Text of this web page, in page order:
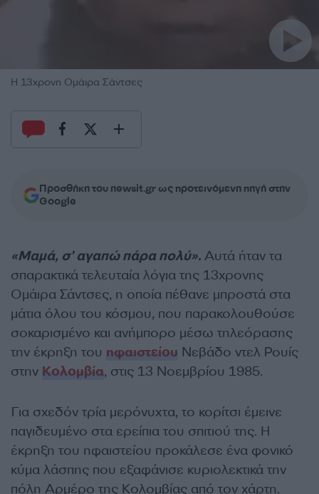
Η 13χρονη Ομάιρα Σάντσες
Προσθήκη του newsit.gr ως προτεινόμενη πηγή στην
Google
«Μαμά, σ’ αγαπώ πάρα πολύ». Αυτά ήταν τα
σπαρακτικά τελευταία λόγια της 13χρονης
Ομάιρα Σάντσες, η οποία πέθανε μπροστά στα
μάτια όλου του κόσμου, που παρακολουθούσε
σοκαρισμένο και ανήμπορο μέσω τηλεόρασης
την έκρηξη του ηφαιστείου Νεβάδο ντελ Ρουίς
στην Κολομβία, στις 13 Νοεμβρίου 1985.
Για σχεδόν τρία μερόνυχτα, το κορίτσι έμεινε
παγιδευμένο στα ερείπια του σπιτιού της. Η
έκρηξη του ηφαιστείου προκάλεσε ένα φονικό
κύμα λάσπης που εξαφάνισε κυριολεκτικά την
πόλη Αρμέρο της Κολομβίας από τον χάρτη.